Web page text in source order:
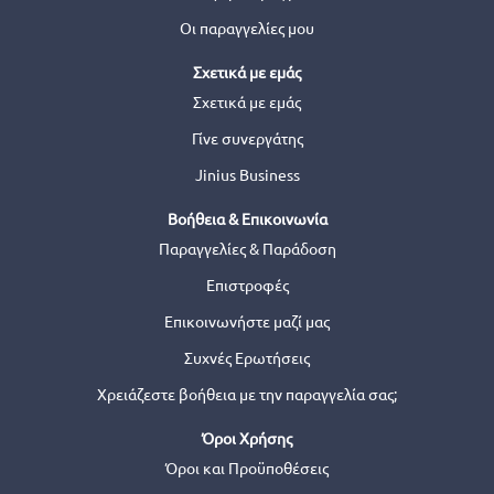
Οι παραγγελίες μου
Σχετικά με εμάς
Σχετικά με εμάς
Γίνε συνεργάτης
Jinius Business
Βοήθεια & Επικοινωνία
Παραγγελίες & Παράδοση
Επιστροφές
Επικοινωνήστε μαζί μας
Συχνές Ερωτήσεις
Χρειάζεστε βοήθεια με την παραγγελία σας;
Όροι Χρήσης
Όροι και Προϋποθέσεις